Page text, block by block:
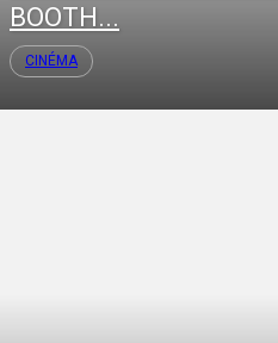
BOOTH...
CINÉMA